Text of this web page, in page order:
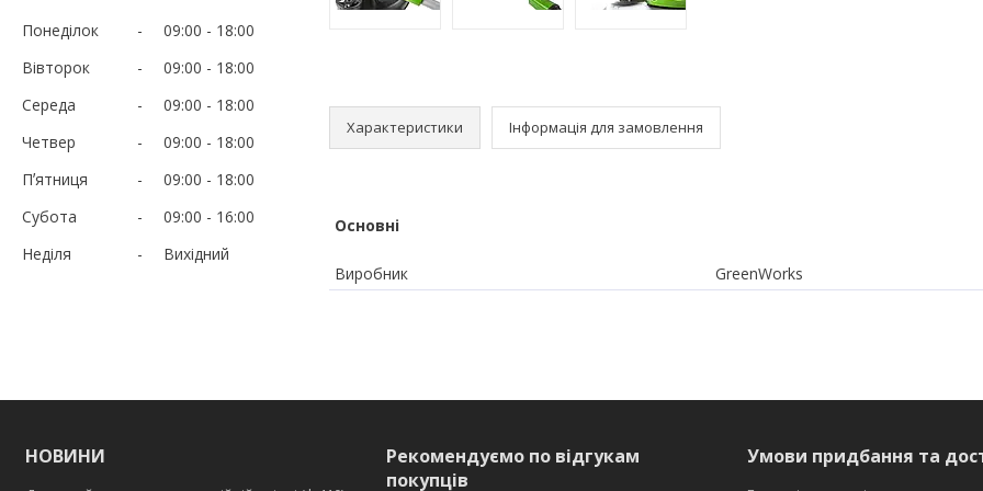
Понеділок 09:00
18:00
Вівторок
09:00
18:00
Середа
09:00
18:00
Четвер
09:00
18:00
Пʼятниця
09:00
18:00
Субота
09:00
16:00
Неділя
Вихідний
Характеристики Інформація для замовлення
Основні
Виробник GreenWorks
НОВИНИ
Рекомендуємо по відгукам
покупців
Умови придбання та